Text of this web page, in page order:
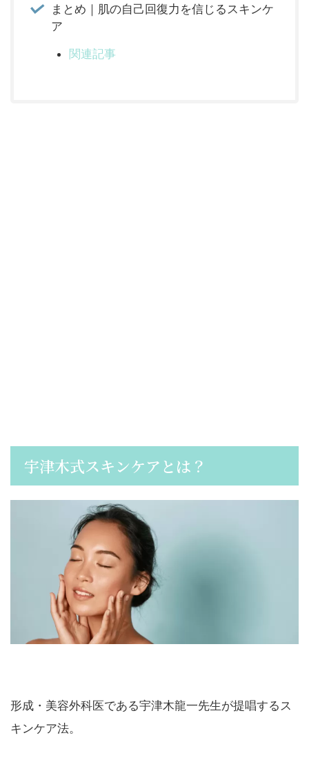
まとめ｜肌の自己回復力を信じるスキンケ
ア
関連記事
宇津木式スキンケアとは？
形成・美容外科医である宇津木龍一先生が提唱するス
キンケア法。